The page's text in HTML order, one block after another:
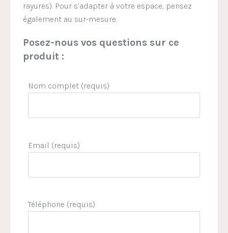
rayures). Pour s’adapter à votre espace, pensez
également au sur-mesure.
Posez-nous vos questions sur ce
produit :
Nom complet (requis)
Email (requis)
Téléphone (requis)